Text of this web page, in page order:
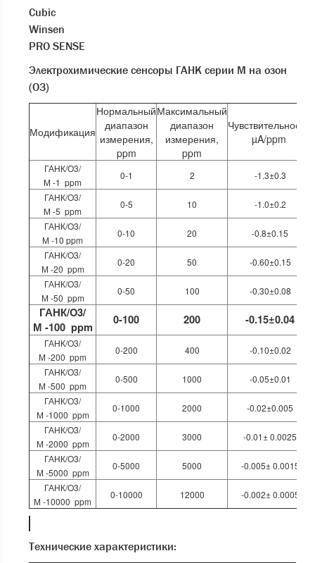
Cubic
Winsen
PRO SENSE
Электрохимические сенсоры ГАНК серии М на озон
(О3)
Модификация
Нормальный
диапазон
измерения,
ppm
Максимальный
диапазон
измерения,
ppm
Чувствительность,
µA/ppm
ГАНК/O3/
М -1 ppm
0-1 2
-1.3±0.3
ГАНК/O3/
М -5 ppm
0-5 10
-1.0±0.2
ГАНК/O3/
М -10 ppm
0-10 20
-0.8±0.15
ГАНК/O3/
М -20 ppm
0-20 50
-0.60±0.15
ГАНК/O3/
М -50 ppm
0-50 100 -0.30±0.08
ГАНК/O3/
М -100 ppm
0-100 200 -0.15±0.04
ГАНК/O3/
М -200 ppm
0-200 400
-0.10±0.02
ГАНК/O3/
М -500 ppm
0-500 1000
-0.05±0.01
ГАНК/O3/
М -1000 ppm
0-1000 2000
-0.02±0.005
ГАНК/O3/
М -2000 ppm
0-2000 3000
-0.01± 0.0025
ГАНК/O3/
М -5000 ppm
0-5000 5000
-0.005± 0.0015
ГАНК/O3/
М -10000 ppm
0-10000 12000 -0.002± 0.0005
Технические характеристики: